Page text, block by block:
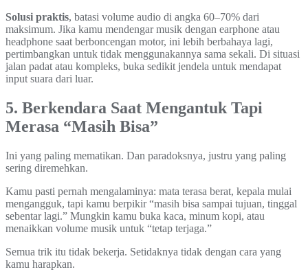
Solusi praktis, batasi volume audio di angka 60–70% dari
maksimum. Jika kamu mendengar musik dengan earphone atau
headphone saat berboncengan motor, ini lebih berbahaya lagi,
pertimbangkan untuk tidak menggunakannya sama sekali. Di situasi
jalan padat atau kompleks, buka sedikit jendela untuk mendapat
input suara dari luar.
5. Berkendara Saat Mengantuk Tapi
Merasa “Masih Bisa”
Ini yang paling mematikan. Dan paradoksnya, justru yang paling
sering diremehkan.
Kamu pasti pernah mengalaminya: mata terasa berat, kepala mulai
mengangguk, tapi kamu berpikir “masih bisa sampai tujuan, tinggal
sebentar lagi.” Mungkin kamu buka kaca, minum kopi, atau
menaikkan volume musik untuk “tetap terjaga.”
Semua trik itu tidak bekerja. Setidaknya tidak dengan cara yang
kamu harapkan.